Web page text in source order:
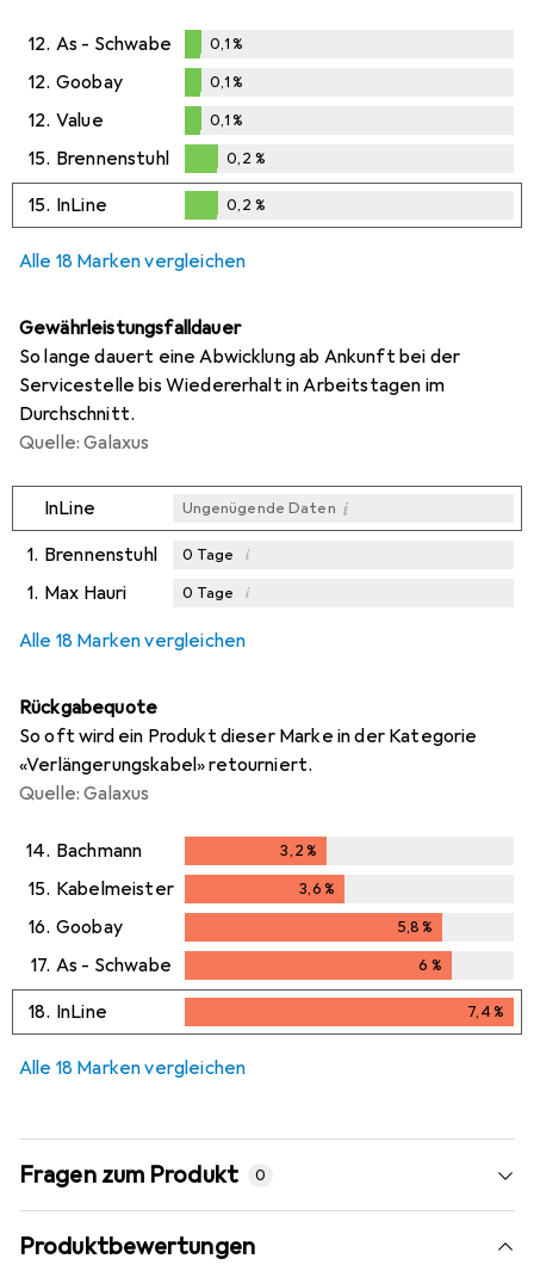
12. As - Schwabe
%
0,1%
12. Goobay
%
0,1%
12. Value
0,1 %
0,1%
15. Brennenstuhl
0,2%
0,2 %
15. InLine
0,2%
0,2 %
Alle 18 Marken vergleichen
Gewährleistungsfalldauer
So lange dauert eine Abwicklung ab Ankunft bei der
Servicestelle bis Wiedererhalt in Arbeitstagen im
Durchschnitt.
Quelle: Galaxus
InLine Ungenügende Daten i
1. Brennenstuhl 0 Tage i
1. Max Hauri 0 Tage i
Alle 18 Marken vergleichen
Rückgabequote
So oft wird ein Produkt dieser Marke in der Kategorie
«Verlängerungskabel» retourniert.
Quelle: Galaxus
14. Bachmann 3,2%
15. Kabelmeister 3,6%
16. Goobay 5,8%
17. As - Schwabe 6 %
18. InLine 7,4%
7,4%
Alle 18 Marken vergleichen
Fragen zum Produkt 0
Produktbewertungen